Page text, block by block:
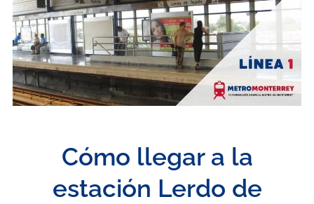
Cómo llegar a la
estación Lerdo de